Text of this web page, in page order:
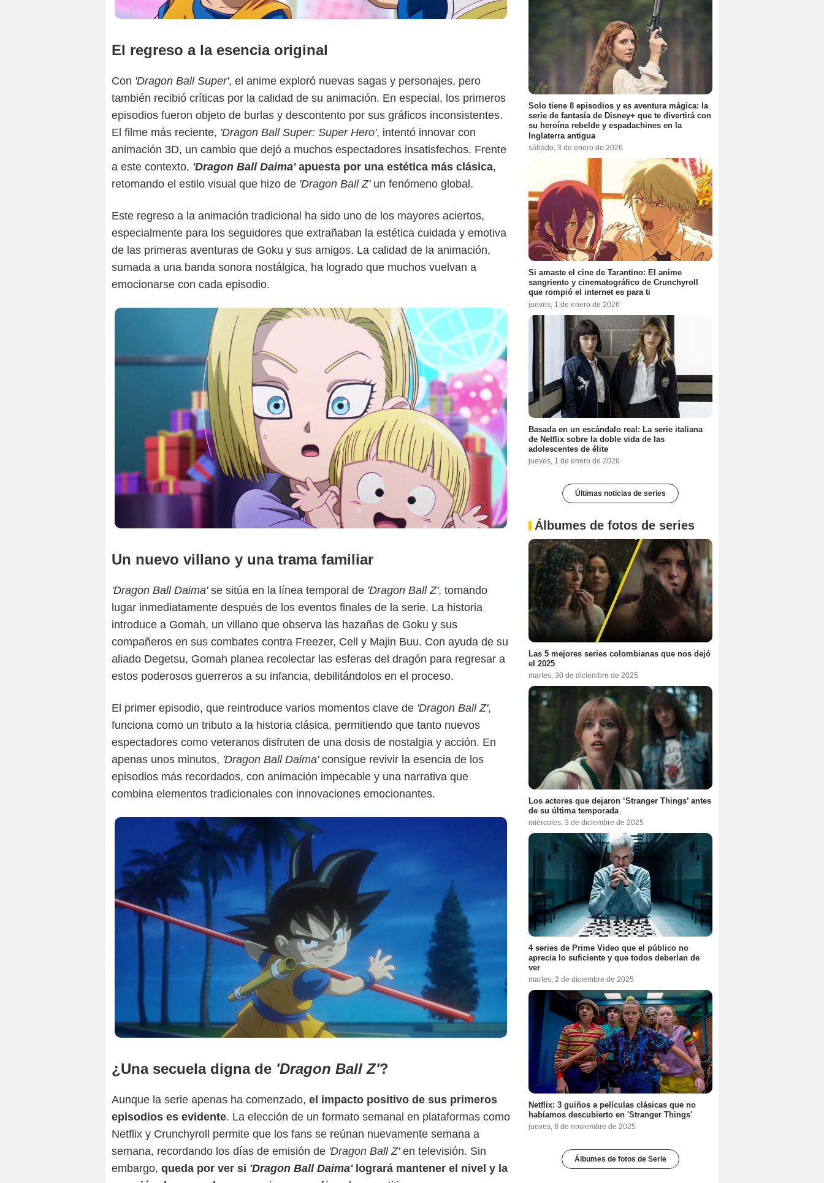
El regreso a la esencia original
Con 'Dragon Ball Super', el anime exploró nuevas sagas y personajes, pero
también recibió críticas por la calidad de su animación. En especial, los primeros
episodios fueron objeto de burlas y descontento por sus gráficos inconsistentes.
El filme más reciente, 'Dragon Ball Super: Super Hero', intentó innovar con
animación 3D, un cambio que dejó a muchos espectadores insatisfechos. Frente
a este contexto, 'Dragon Ball Daima'apuesta por una estética más clásica,
retomando el estilo visual que hizo de 'Dragon Ball Z'un fenómeno global.
Este regreso a la animación tradicional ha sido uno de los mayores aciertos,
especialmente para los seguidores que extrañaban la estética cuidada y emotiva
de las primeras aventuras de Goku y sus amigos. La calidad de la animación,
sumada a una banda sonora nostálgica, ha logrado que muchos vuelvan a
emocionarse con cada episodio.
Netflix
Un nuevo villano y una trama familiar
'Dragon Ball Daima'se sitúa en la línea temporal de 'Dragon Ball Z', tomando
lugar inmediatamente después de los eventos finales de la serie. La historia
introduce a Gomah, un villano que observa las hazañas de Goku y sus
compañeros en sus combates contra Freezer, Cell y Majin Buu. Con ayuda de su
aliado Degetsu, Gomah planea recolectar las esferas del dragón para regresar a
estos poderosos guerreros a su infancia, debilitándolos en el proceso.
El primer episodio, que reintroduce varios momentos clave de 'Dragon Ball Z',
funciona como un tributo a la historia clásica, permitiendo que tanto nuevos
espectadores como veteranos disfruten de una dosis de nostalgia y acción. En
apenas unos minutos, 'Dragon Ball Daima'consigue revivir la esencia de los
episodios más recordados, con animación impecable y una narrativa que
combina elementos tradicionales con innovaciones emocionantes.
¿Una secuela digna de 'Dragon Ball Z'?
Aunque la serie apenas ha comenzado, el impacto positivo de sus primeros
episodios es evidente. La elección de un formato semanal en plataformas como
Netflix y Crunchyroll permite que los fans se reúnan nuevamente semana a
semana, recordando los días de emisión de 'Dragon Ball Z' en televisión. Sin
embargo, queda por ver si 'Dragon Ball Daima' logrará mantener el nivel y la
Solo tiene 8 episodios y es aventura mágica: la
serie de fantasía de Disney+ que te divertirá con
su heroína rebelde y espadachines en la
Inglaterra antigua
sábado, 3 de enero de 2026
Si amaste el cine de Tarantino: El anime
sangriento y cinematográfico de Crunchyroll
que rompió el internet es para ti
jueves, 1 de enero de 2026
Basada en un escándalo real: La serie italiana
de Netflix sobre la doble vida de las
adolescentes de élite
jueves, 1 de enero de 2026
Últimas noticias de series
Álbumes de fotos de series
Las 5 mejores series colombianas que nos dejó
el 2025
martes, 30 de diciembre de 2025
Los actores que dejaron ‘Stranger Things’ antes
de su última temporada
miércoles, 3 de diciembre de 2025
4 series de Prime Video que el público no
aprecia lo suficiente y que todos deberían de
ver
martes, 2 de diciembre de 2025
Netflix: 3 guiños a películas clásicas que no
habíamos descubierto en 'Stranger Things'
jueves, 6 de noviembre de 2025
Álbumes de fotos de Serie